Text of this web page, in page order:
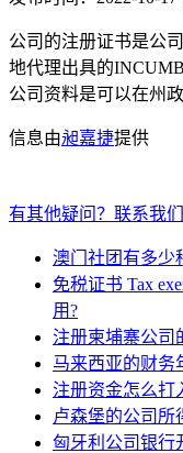
公司的注册证书是公
地代理出具的
公司资料是可以在州
信息由昶嘉捷提供
有其他疑问？联系我
澳门社团有多少
免税证书 Tax
用?
注册柬埔寨公司
马来西亚的财务
注册资金怎么打
卢森堡的公司所
匈牙利公司银行